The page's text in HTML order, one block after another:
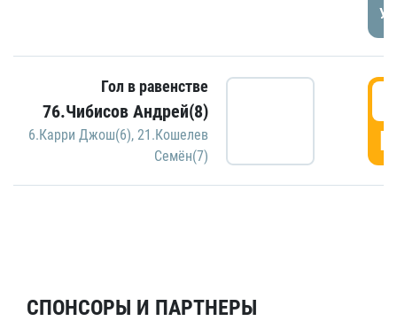
Гол в равенстве
76.Чибисов Андрей(8)
6.Карри Джош(6), 21.Кошелев
Семён(7)
СПОНСОРЫ И ПАРТНЕРЫ